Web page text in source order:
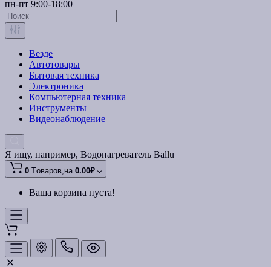
пн-пт 9:00-18:00
Везде
Автотовары
Бытовая техника
Электроника
Компьютерная техника
Инструменты
Видеонаблюдение
Я ищу, например, Водонагреватель Ballu
0 Tоваров,на 0.00₽
Ваша корзина пуста!